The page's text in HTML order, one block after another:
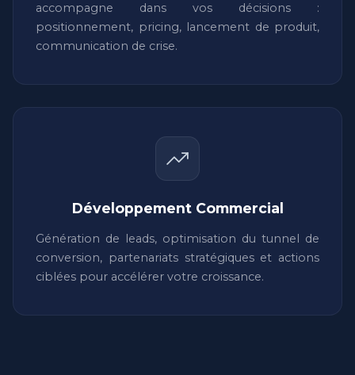
accompagne dans vos décisions :
positionnement, pricing, lancement de produit,
communication de crise.
Développement Commercial
Génération de leads, optimisation du tunnel de
conversion, partenariats stratégiques et actions
ciblées pour accélérer votre croissance.